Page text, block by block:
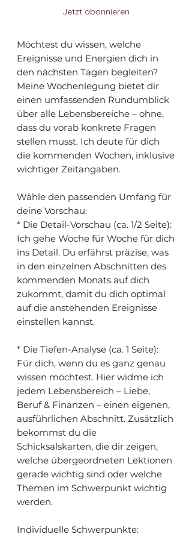
Jetzt abonnieren
Möchtest du wissen, welche
Ereignisse und Energien dich in
den nächsten Tagen begleiten?
Meine Wochenlegung bietet dir
einen umfassenden Rundumblick
über alle Lebensbereiche – ohne,
dass du vorab konkrete Fragen
stellen musst. Ich deute für dich
die kommenden Wochen, inklusive
wichtiger Zeitangaben.
Wähle den passenden Umfang für
deine Vorschau:
* Die Detail-Vorschau (ca. 1/2 Seite):
Ich gehe Woche für Woche für dich
ins Detail. Du erfährst präzise, was
in den einzelnen Abschnitten des
kommenden Monats auf dich
zukommt, damit du dich optimal
auf die anstehenden Ereignisse
einstellen kannst.
* Die Tiefen-Analyse (ca. 1 Seite):
Für dich, wenn du es ganz genau
wissen möchtest. Hier widme ich
jedem Lebensbereich – Liebe,
Beruf & Finanzen – einen eigenen,
ausführlichen Abschnitt. Zusätzlich
bekommst du die
Schicksalskarten, die dir zeigen,
welche übergeordneten Lektionen
gerade wichtig sind oder welche
Themen im Schwerpunkt wichtig
werden.
Individuelle Schwerpunkte: